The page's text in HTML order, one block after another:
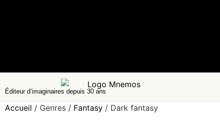
Éditeur d’imaginaires depuis 30 ans
Accueil / Genres / Fantasy / Dark fantasy